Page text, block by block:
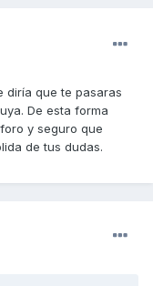
diría que te pasaras
De esta forma
y seguro que
de tus dudas.